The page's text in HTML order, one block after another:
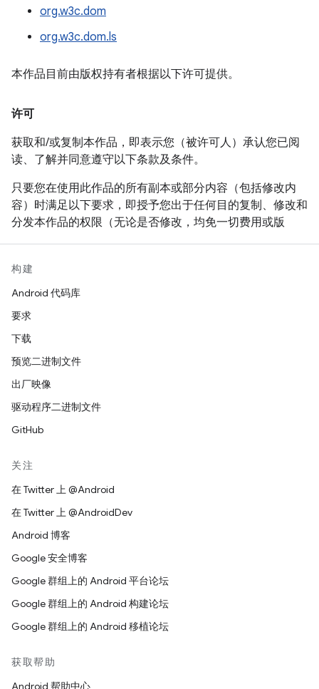
性能造成的以及与使用本软件或本软件的性能相关的任何索
赔，任何特殊、间接或结果性损害，或任何因本软件无法使
用、数据丢失或利润损失造成的损害，本声明中提到的版权
持有者均不承担任何责任。
授权的情况下，不得在广告中或以其他形式使用版权持有者
org.w3c.dom
org.w3c.dom.ls
本作品目前由版权持有者根据以下许可提供。
许可
获取和/或复制本作品，即表示您（被许可人）承认您已阅
读、了解并同意遵守以下条款及条件。
只要您在使用此作品的所有副本或部分内容（包括修改内
容）时满足以下要求，即授予您出于任何目的复制、修改和
分发本作品的权限（无论是否修改，均免一切费用或版
明的全文内容。
在针对新代码或文档的版权声明中注明所做的任何更
改或修改，例如“本软件或文档中包含从 [W3C 文档的
名称或 URI] 复制的内容或根据 [W3C 文档的名称或
本作品按“原样”提供，且版权持有者不提供任何明示或暗示
用性或使用本软件或文档不会对任何第三方专利、版权、商
标或其他权利构成侵权的保证。
对于因使用本软件或文档造成的任何直接、间接、特殊或结
果性损害，版权持有者均不承担任何责任。
在未事先征得特定书面许可的情况下，不得在与本作品相关
作品包含的版权始终归版权持有者所有。
构建
Android 代码库
要求
下载
预览二进制文件
出厂映像
驱动程序二进制文件
GitHub
关注
在 Twitter 上 @Android
在 Twitter 上 @AndroidDev
Android 博客
Google 安全博客
Google 群组上的 Android 平台论坛
Google 群组上的 Android 构建论坛
Google 群组上的 Android 移植论坛
获取帮助
Android 帮助中心